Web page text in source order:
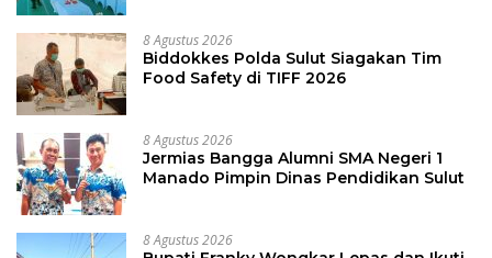
8 Agustus 2026
Biddokkes Polda Sulut Siagakan Tim
Food Safety di TIFF 2026
8 Agustus 2026
Jermias Bangga Alumni SMA Negeri 1
Manado Pimpin Dinas Pendidikan Sulut
8 Agustus 2026